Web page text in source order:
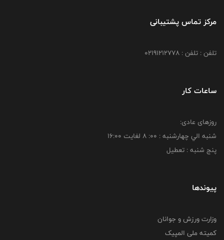
مرکز تماس پشتیبانی
تلفن : تلفن : 02191212778
ساعات کار
روزهای عادی:
شنبه الي چهارشنبه : 00: 8 لغايت 16:00
پنج شنبه : تعطیل
پیوندها
وزارت ورزش و جوانان
کمیته ملی المپیک